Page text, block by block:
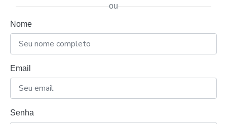
ou
Nome
Email
Senha